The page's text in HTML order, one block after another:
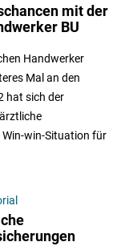
mit der
BU
Handwerker
Mal an den
hat sich der
win-Situation für